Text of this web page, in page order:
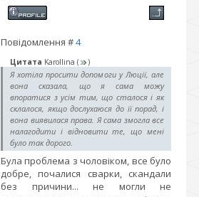
Повідомлення #4
Цитата Karollina ( )
Я хотіла просити допомоги у Люції, але
вона сказала, що я сама можу
впоратися з усім тим, що сталося і як
склалося, якщо дослухаюся до її порад, і
вона виявилася права. Я сама змогла все
налагодити і відновити те, що мені
було так дорого.
Була проблема з чоловіком, все було
добре, почалися сварки, скандали
без причини... не могли не